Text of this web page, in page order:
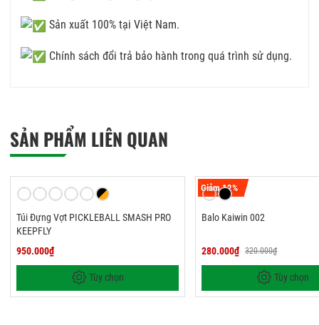
Sản xuất 100% tại Việt Nam.
Chính sách đổi trả bảo hành trong quá trình sử dụng.
SẢN PHẨM LIÊN QUAN
Túi Đựng Vợt PICKLEBALL SMASH PRO
KEEPFLY
950.000₫
Tùy chọn
Giảm 12%
Balo Kaiwin 002
280.000₫ 320.000₫
Tùy chọn